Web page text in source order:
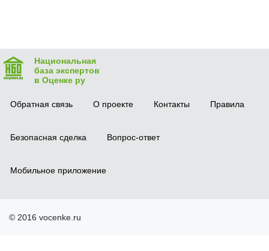
Национальная
база экспертов
в Оценке ру
Обратная связь О проекте Контакты Правила
Безопасная сделка Вопрос-ответ
Мобильное приложение
© 2016 vocenke.ru